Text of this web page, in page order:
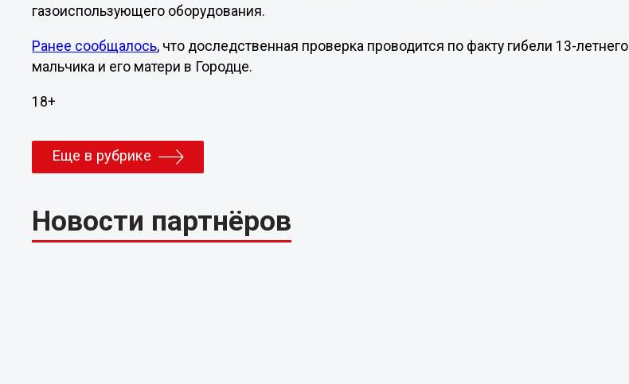
газоиспользующего оборудования.
Ранее сообщалось, что доследственная проверка проводится по факту гибели 13-летнего
мальчика и его матери в Городце.
18+
Еще в рубрике
Новости партнёров